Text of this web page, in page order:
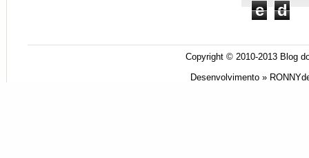
e d
Copyright © 2010-2013 Blog
Desenvolvimento »